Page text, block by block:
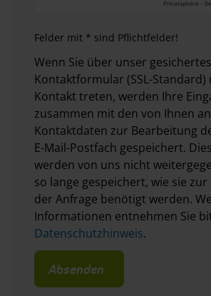
Felder mit * sind Pflichtfelder!
Wenn Sie über unser gesichertes
Kontaktformular (SSL-Standard)
Kontakt treten, werden Ihre
zusammen mit den von Ihnen
Kontaktdaten zur Bearbeitung
E-Mail-Postfach gespeichert.
werden von uns nicht
so lange gespeichert, wie sie
der Anfrage benötigt werden.
Informationen entnehmen Sie
Datenschutzhinweis.
Absenden